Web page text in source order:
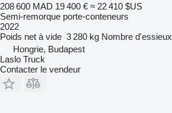
208 600 MAD 19 400 € ≈ 22 410 $US
Semi-remorque porte-conteneurs
2022
Poids net à vide 3 280 kg Nombre d'essieux
Hongrie, Budapest
Laslo Truck
Contacter le vendeur